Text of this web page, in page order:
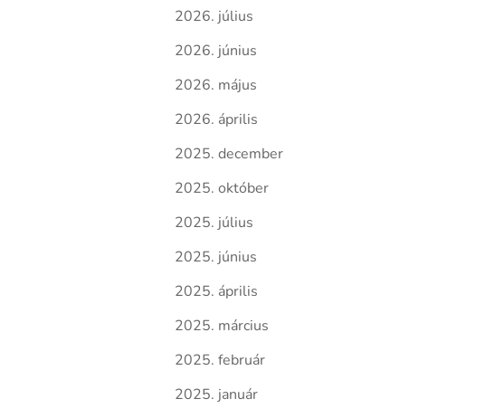
2026. július
2026. június
2026. május
2026. április
2025. december
2025. október
2025. július
2025. június
2025. április
2025. március
2025. február
2025. január